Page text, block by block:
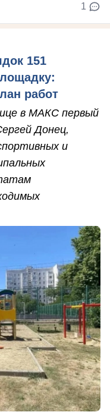
1
151
работ
в МАКС первый
Донец,
и